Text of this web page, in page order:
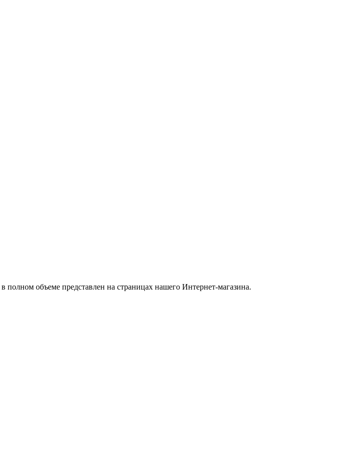
в полном объеме представлен на страницах нашего Интернет-магазина.